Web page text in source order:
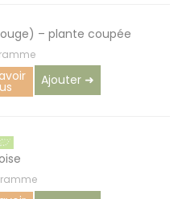
– plante coupée
Ajouter ➜